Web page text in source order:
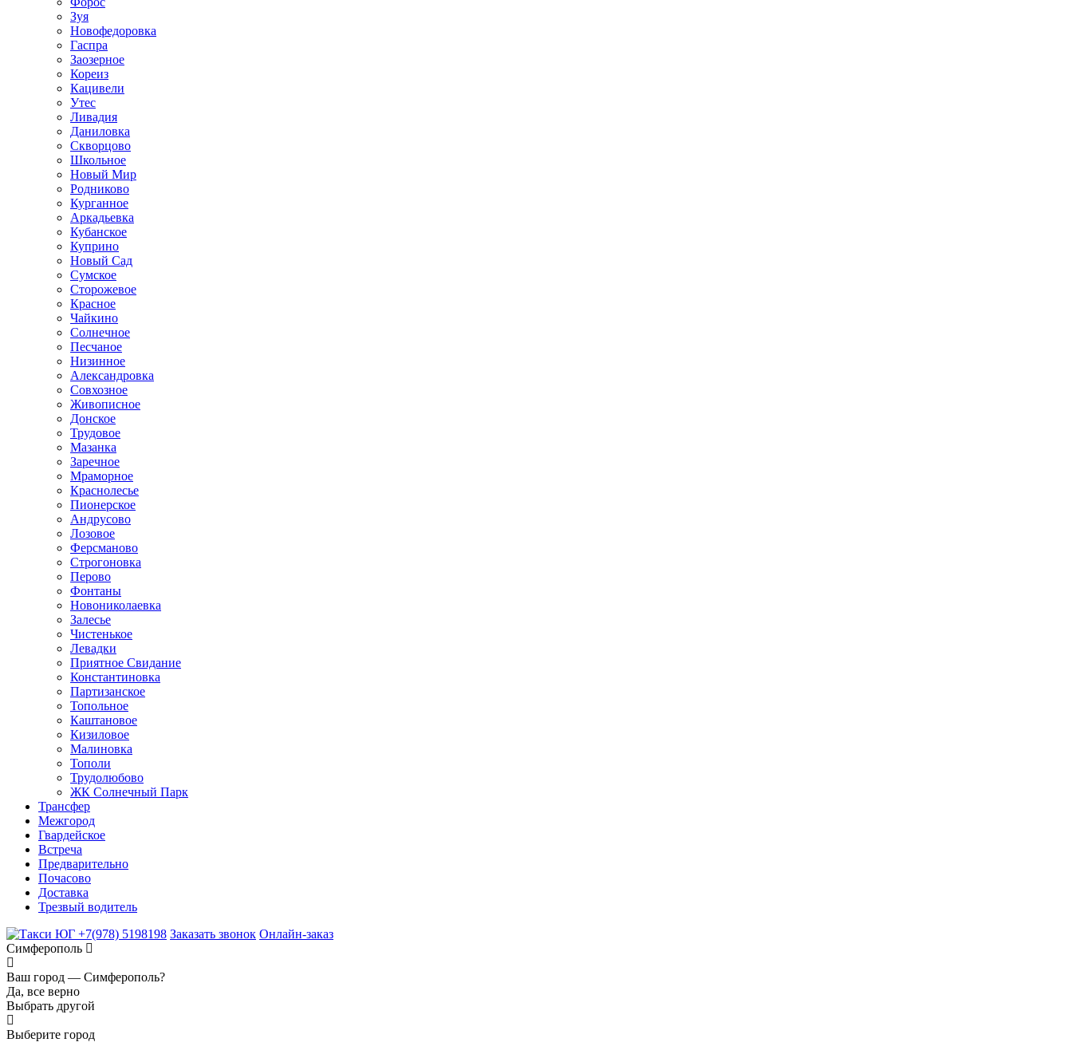
Зуя
Новофедоровка
Гаспра
Заозерное
Кореиз
Кацивели
Утес
Ливадия
Даниловка
Скворцово
Школьное
Новый Мир
Родниково
Курганное
Аркадьевка
Кубанское
Куприно
Новый Сад
Сумское
Сторожевое
Красное
Чайкино
Солнечное
Песчаное
Низинное
Александровка
Совхозное
Живописное
Донское
Трудовое
Мазанка
Заречное
Мраморное
Краснолесье
Пионерское
Андрусово
Лозовое
Ферсманово
Строгоновка
Перово
Фонтаны
Новониколаевка
Залесье
Чистенькое
Левадки
Приятное Свидание
Константиновка
Партизанское
Топольное
Каштановое
Кизиловое
Малиновка
Тополи
Трудолюбово
ЖК Солнечный Парк
Трансфер
Межгород
Гвардейское
Встреча
Предварительно
Почасово
Доставка
Трезвый водитель
+7(978) 5198198 Заказать звонок Онлайн-заказ
Симферополь
Ваш город — Симферополь?
Да, все верно
Выбрать другой
Выберите город